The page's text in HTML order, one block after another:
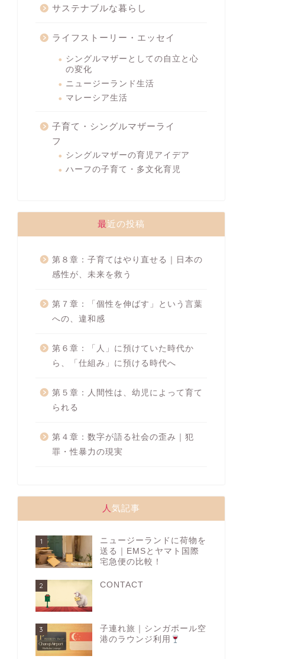
サステナブルな暮らし
ライフストーリー・エッセイ
シングルマザーとしての自立と心
の変化
ニュージーランド生活
マレーシア生活
子育て・シングルマザーライ
フ
シングルマザーの育児アイデア
ハーフの子育て・多文化育児
最近の投稿
第８章：子育てはやり直せる｜日本の
感性が、未来を救う
第７章：「個性を伸ばす」という言葉
への、違和感
第６章：「人」に預けていた時代か
ら、「仕組み」に預ける時代へ
第５章：人間性は、幼児によって育て
られる
第４章：数字が語る社会の歪み｜犯
罪・性暴力の現実
人気記事
1
ニュージーランドに荷物を
送る｜EMSとヤマト国際
宅急便の比較！
2 CONTACT
3
子連れ旅｜シンガポール空
港のラウンジ利用